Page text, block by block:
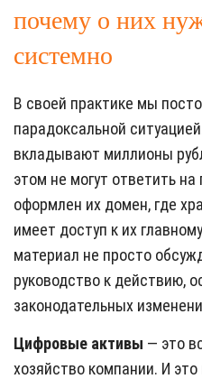
почему о них
системно
В своей практике мы
парадоксальной
вкладывают миллионы
этом не могут ответить
оформлен их домен, где
имеет доступ к их
материал не просто
руководство к действию,
законодательных
Цифровые активы — это
хозяйство компании. И